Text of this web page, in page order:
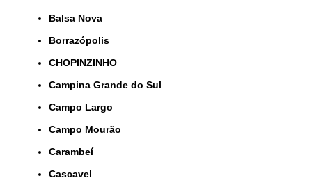
Balsa Nova
Borrazópolis
CHOPINZINHO
Campina Grande do Sul
Campo Largo
Campo Mourão
Carambeí
Cascavel